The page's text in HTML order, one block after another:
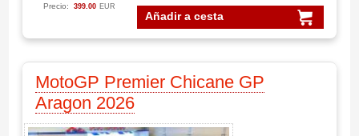
Añadir a cesta
Precio: 399.00 EUR
MotoGP Premier Chicane GP
Aragon 2026